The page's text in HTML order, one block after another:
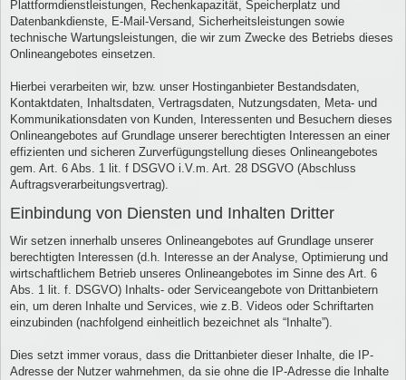
Plattformdienstleistungen, Rechenkapazität, Speicherplatz und
Datenbankdienste, E-Mail-Versand, Sicherheitsleistungen sowie
technische Wartungsleistungen, die wir zum Zwecke des Betriebs dieses
Onlineangebotes einsetzen.
Hierbei verarbeiten wir, bzw. unser Hostinganbieter Bestandsdaten,
Kontaktdaten, Inhaltsdaten, Vertragsdaten, Nutzungsdaten, Meta- und
Kommunikationsdaten von Kunden, Interessenten und Besuchern dieses
Onlineangebotes auf Grundlage unserer berechtigten Interessen an einer
effizienten und sicheren Zurverfügungstellung dieses Onlineangebotes
gem. Art. 6 Abs. 1 lit. f DSGVO i.V.m. Art. 28 DSGVO (Abschluss
Auftragsverarbeitungsvertrag).
Einbindung von Diensten und Inhalten Dritter
Wir setzen innerhalb unseres Onlineangebotes auf Grundlage unserer
berechtigten Interessen (d.h. Interesse an der Analyse, Optimierung und
wirtschaftlichem Betrieb unseres Onlineangebotes im Sinne des Art. 6
Abs. 1 lit. f. DSGVO) Inhalts- oder Serviceangebote von Drittanbietern
ein, um deren Inhalte und Services, wie z.B. Videos oder Schriftarten
einzubinden (nachfolgend einheitlich bezeichnet als “Inhalte”).
Dies setzt immer voraus, dass die Drittanbieter dieser Inhalte, die IP-
Adresse der Nutzer wahrnehmen, da sie ohne die IP-Adresse die Inhalte